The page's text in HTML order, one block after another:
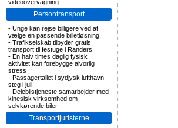
videoovervågning
Persontransport
- Unge kan rejse billigere ved at
vælge en passende billetløsning
- Trafikselskab tilbyder gratis
transport til festuge i Randers
- En halv times daglig fysisk
aktivitet kan forebygge alvorlig
stress
- Passagertallet i sydjysk lufthavn
steg i juli
- Delebilstjeneste samarbejder med
kinesisk virksomhed om
selvkørende biler
Transportjuristerne